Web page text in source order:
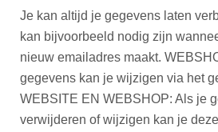
Je kan altijd je gegevens laten
kan bijvoorbeeld nodig zijn
nieuw emailadres maakt.
gegevens kan je wijzigen via het
WEBSITE EN WEBSHOP: Als je
verwijderen of wijzigen kan je